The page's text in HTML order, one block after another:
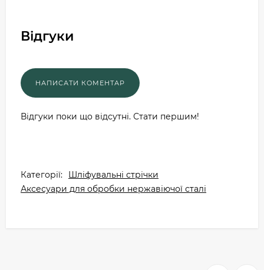
Відгуки
Відгуки поки що відсутні. Стати першим!
Категорії:
Шліфувальні стрічки
Аксесуари для обробки нержавіючої сталі